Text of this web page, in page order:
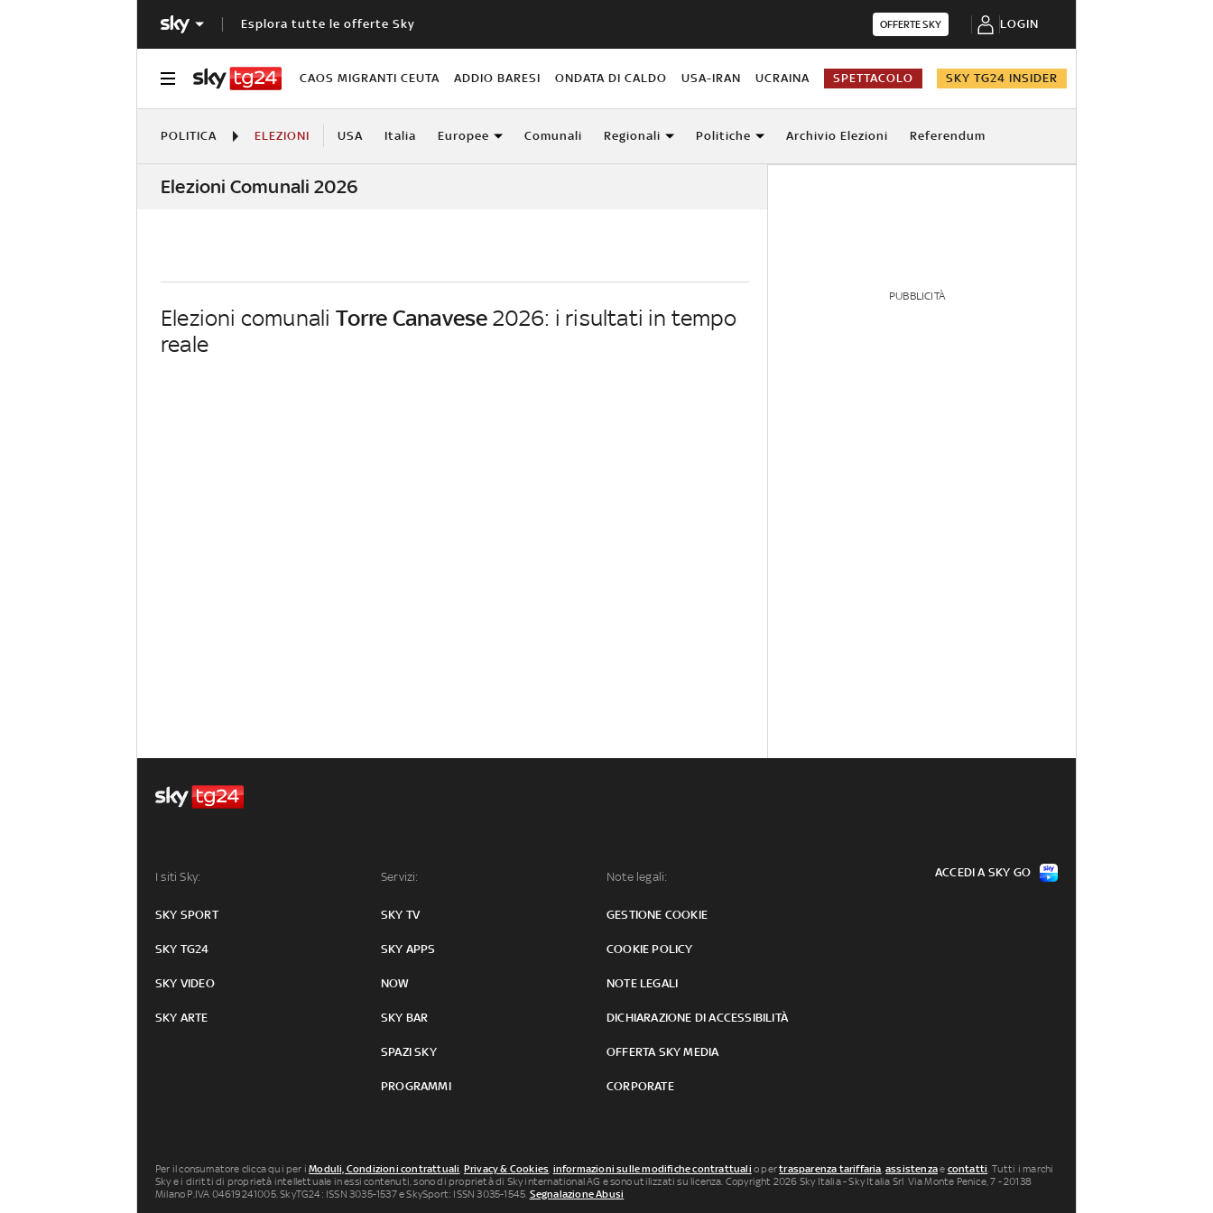
Esplora tutte le offerte Sky OFFERTE SKY LOGIN
CAOS MIGRANTI CEUTA ADDIO BARESI ONDATA DI CALDO USA-IRAN UCRAINA SPETTACOLO SKY TG24 INSIDER
POLITICA ELEZIONI USA Italia Europee Comunali Regionali Politiche Archivio Elezioni Referendum
Elezioni Comunali 2026
Elezioni comunali Torre Canavese 2026: i risultati in tempo
reale
PUBBLICITÀ
I siti Sky:
SKY SPORT
SKY TG24
SKY VIDEO
SKY ARTE
Servizi:
SKY TV
SKY APPS
NOW
SKY BAR
SPAZI SKY
PROGRAMMI
Note legali:
GESTIONE COOKIE
COOKIE POLICY
NOTE LEGALI
DICHIARAZIONE DI ACCESSIBILITÀ
OFFERTA SKY MEDIA
CORPORATE
ACCEDI A SKY GO
Per il consumatore clicca qui per iModuli, Condizioni contrattuali, Privacy & Cookies, informazioni sulle modifiche contrattuali o pertrasparenza tariffaria,assistenzae contatti. Tutti i marchi
Sky e i diritti di proprietà intellettuale in essi contenuti, sono di proprietà di Sky international AG e sono utilizzati su licenza. Copyright 2026 Sky Italia - Sky Italia Srl Via Monte Penice, 7 - 20138
Milano P.IVA 04619241005. SkyTG24: ISSN 3035-1537 e SkySport: ISSN 3035-1545. Segnalazione Abusi